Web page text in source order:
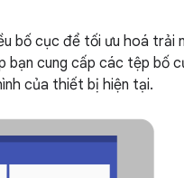
bố cục để tối ưu hoá trải
bạn cung cấp các tệp bố
của thiết bị hiện tại.